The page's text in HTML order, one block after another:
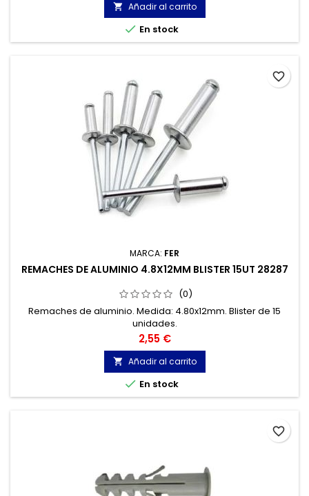
 Añadir al carrito
 En stock
MARCA: FER
REMACHES DE ALUMINIO 4.8X12MM BLISTER 15UT 28287
(0)
Remaches de aluminio. Medida: 4.80x12mm. Blister de 15
unidades.
Precio
2,55 €
 Añadir al carrito
 En stock
favorite_border
favorite_border